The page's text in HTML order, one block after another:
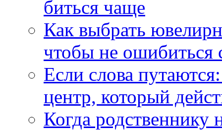
биться чаще
Как выбрать
чтобы не ошибиться
Если слова
центр, который
Когда